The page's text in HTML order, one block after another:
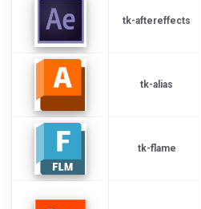
tk-aftereffects
tk-alias
tk-flame